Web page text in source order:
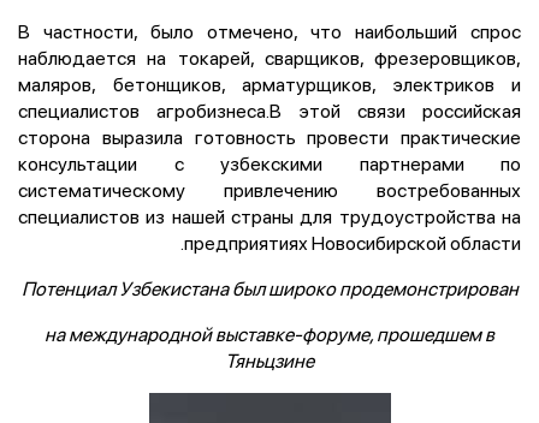
В частности, было отмечено, что наибольший спрос
наблюдается на токарей, сварщиков, фрезеровщиков,
маляров, бетонщиков, арматурщиков, электриков и
специалистов агробизнеса.В этой связи российская
сторона выразила готовность провести практические
консультации с узбекскими партнерами по
систематическому привлечению востребованных
специалистов из нашей страны для трудоустройства на
предприятиях Новосибирской области.
Потенциал Узбекистана был широко продемонстрирован
на международной выставке-форуме, прошедшем в
Тяньцзине